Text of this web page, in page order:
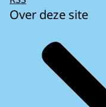
Over deze site